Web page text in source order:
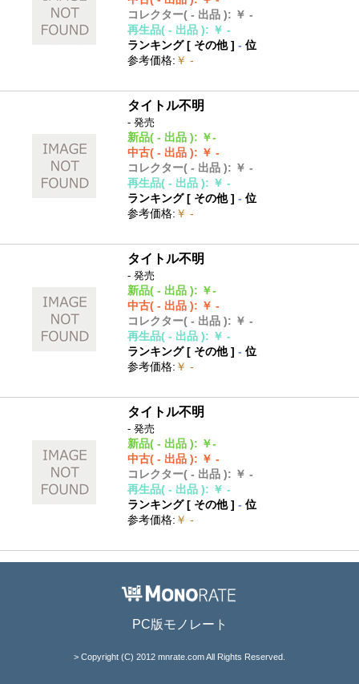
コレクター( - 出品 ): ￥ -
再生品( - 出品 ): ￥ -
ランキング [ その他]- 位
参考価格: ￥ -
タイトル不明
- 発売
新品( - 出品 ): ￥-
中古( - 出品 ): ￥ -
コレクター( - 出品 ): ￥ -
再生品( - 出品 ): ￥ -
ランキング [ その他]- 位
参考価格: ￥ -
タイトル不明
- 発売
新品( - 出品 ): ￥-
中古( - 出品 ): ￥ -
コレクター( - 出品 ): ￥ -
再生品( - 出品 ): ￥ -
ランキング [ その他]- 位
参考価格: ￥ -
タイトル不明
- 発売
新品( - 出品 ): ￥-
中古( - 出品 ): ￥ -
コレクター( - 出品 ): ￥ -
再生品( - 出品 ): ￥ -
ランキング [ その他]- 位
参考価格: ￥ -
PC版モノレート
> Copyright (C) 2012 mnrate.com All Rights Reserved.